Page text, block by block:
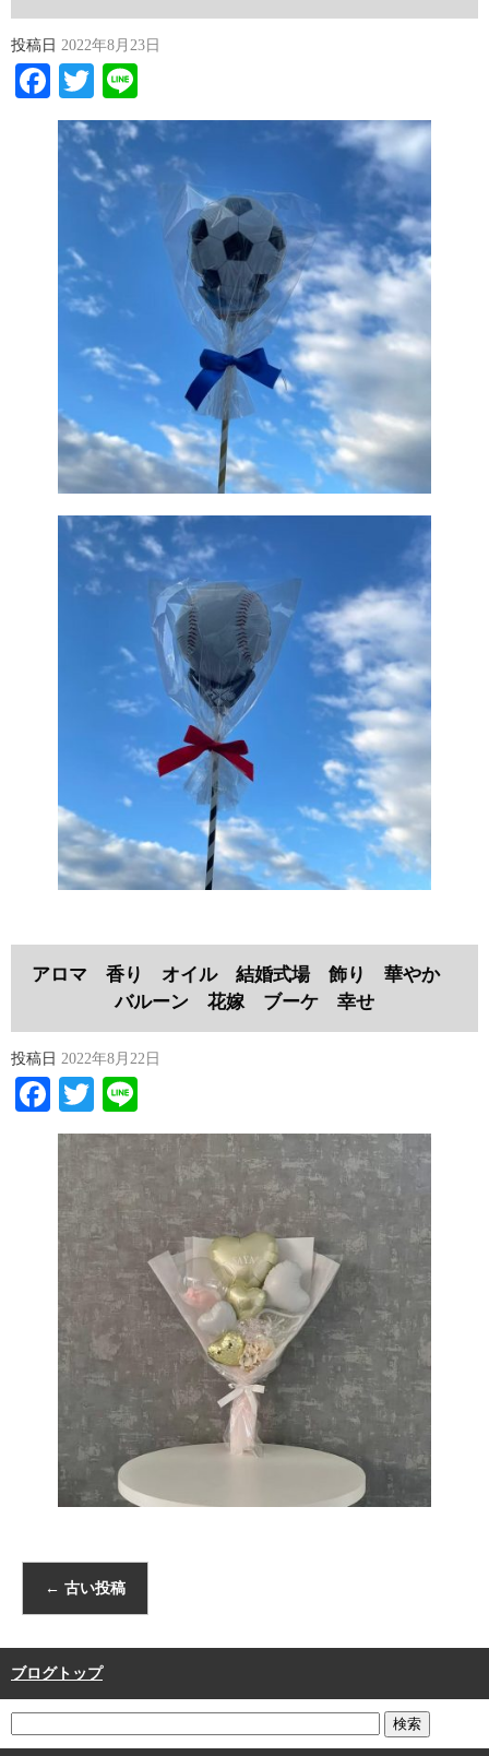
投稿日 2022年8月23日
Facebook
Twitter
アロマ 香り オイル 結婚式場 飾り 華やか
バルーン 花嫁 ブーケ 幸せ
投稿日 2022年8月22日
Facebook
Twitter
← 古い投稿
ブログトップ